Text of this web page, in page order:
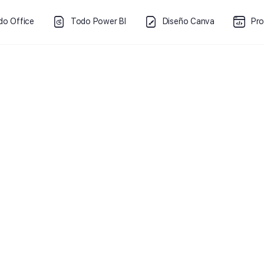
Office Todo Power BI Diseño Canva